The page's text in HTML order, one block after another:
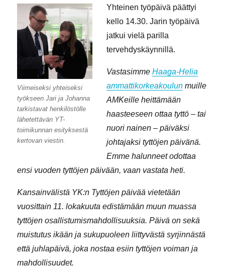
Viimeiseksi yhteiseksi
työkseen Jari ja Johanna
tarkistavat henkilöstölle
lähetettävän YT-
toimikunnan esityksestä
kertovan viestin.
Yhteinen työpäivä päättyi
kello 14.30. Jarin työpäivä
jatkui vielä parilla
tervehdyskäynnillä.
VastasimmeHaaga-Helia
ammattikorkeakoulun muille
AMKeille heittämään
haasteeseen ottaa tyttö – tai
nuori nainen – päiväksi
johtajaksi tyttöjen päivänä.
Emme halunneet odottaa
ensi vuoden tyttöjen päivään, vaan vastata heti.
Kansainvälistä YK:n Tyttöjen päivää vietetään
vuosittain 11. lokakuuta edistämään muun muassa
tyttöjen osallistumismahdollisuuksia. Päivä on sekä
muistutus ikään ja sukupuoleen liittyvästä syrjinnästä
että juhlapäivä, joka nostaa esiin tyttöjen voiman ja
mahdollisuudet.